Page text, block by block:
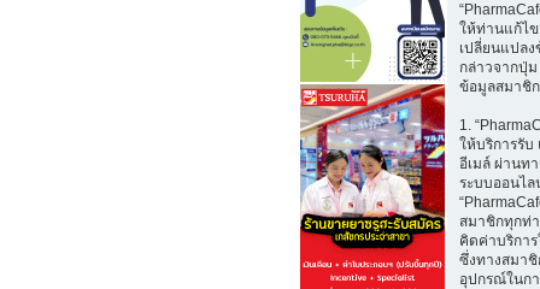
ให้ท่านแก้ไข
เปลี่ยนแปล
กล่าวจากปุ่
ข้อมูลสมาชิ
1.
ให้บริการรับ
อีเมล์ ผ่านท
ระบบออนไล
สมาชิกทุกท่
คิดค่าบริกา
ซึ่งทางสมา
อุปกรณ์ในก